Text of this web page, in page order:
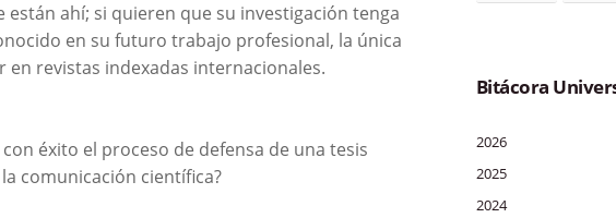
están ahí; si quieren que su investigación tenga
en su futuro trabajo profesional, la única
revistas indexadas internacionales.
éxito el proceso de defensa de una tesis
comunicación científica?
Bitácora
2026
2025
2024